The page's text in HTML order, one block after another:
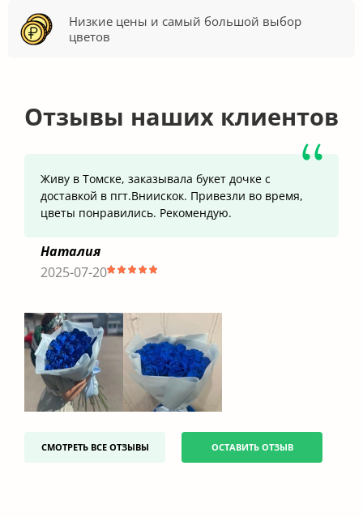
Низкие цены и самый большой выбор
цветов
Отзывы наших клиентов
Живу в Томске, заказывала букет дочке с
доставкой в пгт.Вниискок. Привезли во время,
цветы понравились. Рекомендую.
Наталия
2025-07-20
СМОТРЕТЬ ВСЕ ОТЗЫВЫ ОСТАВИТЬ ОТЗЫВ